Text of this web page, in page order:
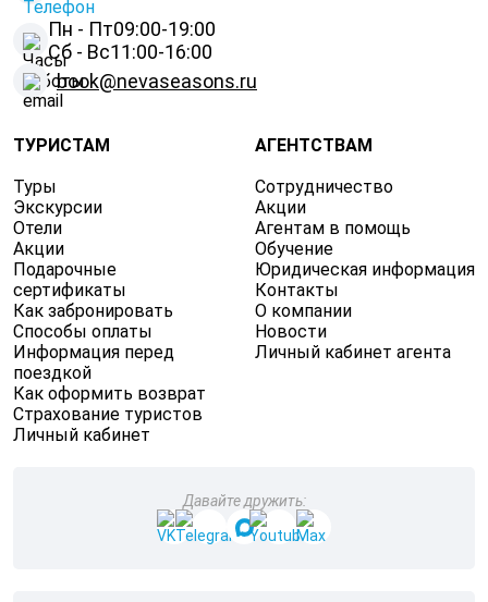
Пн - Пт09:00-19:00
Сб - Вс11:00-16:00
book@nevaseasons.ru
ТУРИСТАМ
Туры
Экскурсии
Отели
Акции
Подарочные
сертификаты
Как забронировать
Способы оплаты
Информация перед
поездкой
Как оформить возврат
Страхование туристов
Личный кабинет
АГЕНТСТВАМ
Сотрудничество
Акции
Агентам в помощь
Обучение
Юридическая информация
Контакты
О компании
Новости
Личный кабинет агента
Давайте дружить: